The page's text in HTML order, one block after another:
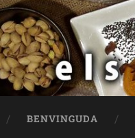
BENVINGUDA